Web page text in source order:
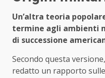
Un’altra teoria
termine agli ambienti
di successione
Secondo questa
redatto un rapporto